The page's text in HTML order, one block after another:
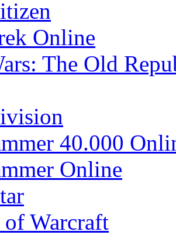
Online
The Old
40.000
Online
Warcraft